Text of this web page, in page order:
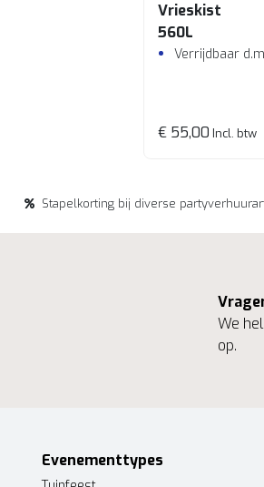
Vrieskist
560L
Verrijdbaar
€ 55,00 Incl. btw
Stapelkorting bij diverse
We
op.
Evenementtypes